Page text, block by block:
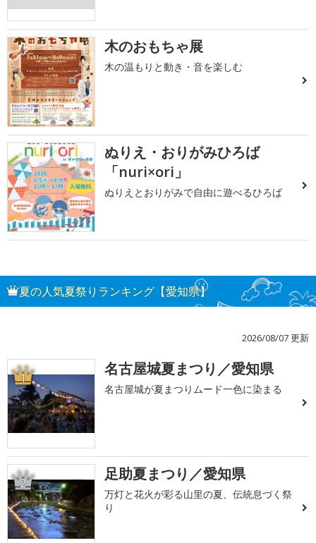
木のおもちゃ展
木の温もりと動き・音を楽しむ
ぬりえ・おりがみひろば
「nuri×ori」
ぬりえとおりがみで自由に遊べるひろば
夏の人気夏祭りランキング【愛知県】
2026/08/07 更新
1 名古屋城夏まつり／愛知県
名古屋城が夏まつりムード一色に染まる
2 足助夏まつり／愛知県
万灯と花火が彩る山里の夏、伝統息づく祭
り